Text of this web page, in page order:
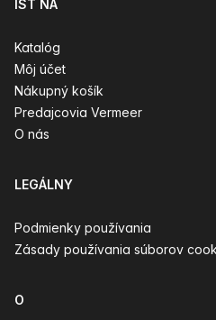
ÍSŤ NA
Katalóg
Môj účet
Nákupný košík
Predajcovia Vermeer
O nás
LEGÁLNY
Podmienky používania
Zásady používania súborov
O